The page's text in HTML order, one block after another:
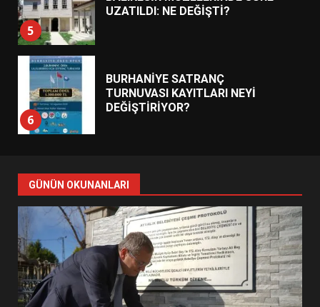
5
UZATILDI: NE DEĞİŞTİ?
6
BURHANİYE SATRANÇ
TURNUVASI KAYITLARI NEYİ
DEĞİŞTİRİYOR?
7
YENİ YÖNETİM NASIL
ŞEKİLLENDİ?
1
AYVALIK SU MİRASI İÇİN
HAREKETE GEÇİYOR: GÖZLER
BULUŞMADA
GÜNÜN OKUNANLARI